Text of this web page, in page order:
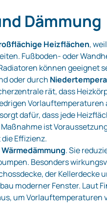
Dämmung
Heizflächen,
Fußboden‑ oder
können geeignet
oder durch
rät, dass
Vorlauftemperaturen
sorgt dafür, dass jede
ist
Effizienz.
. Sie
Besonders
der Kellerdecke
moderner Fenster. Laut
um Vorlauftemperaturen